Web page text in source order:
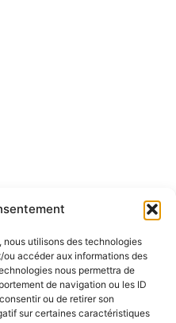
nous utilisons des technologies
accéder aux informations des
nous permettra de
de navigation ou les ID
ou de retirer son
sur certaines caractéristiques